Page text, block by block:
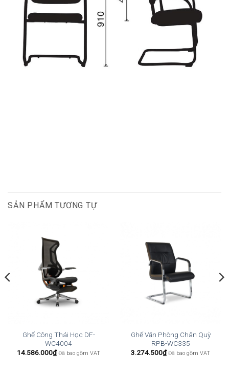
SẢN PHẨM TƯƠNG TỰ
Ghế Công Thái Học DF-
WC4004
14.586.000₫ Đã bao gồm VAT
Ghế Văn Phòng Chân Quỳ
RPB-WC335
3.274.500₫ Đã bao gồm VAT